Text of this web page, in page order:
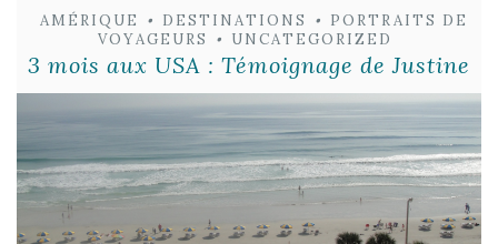
AMÉRIQUE • DESTINATIONS • PORTRAITS DE
VOYAGEURS
• UNCATEGORIZED
3 mois aux USA : Témoignage de Justine